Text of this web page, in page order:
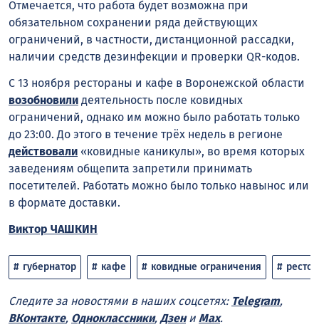
Отмечается, что работа будет возможна при
обязательном сохранении ряда действующих
ограничений, в частности, дистанционной рассадки,
наличии средств дезинфекции и проверки QR-кодов.
С 13 ноября рестораны и кафе в Воронежской области
возобновили деятельность после ковидных
ограничений, однако им можно было работать только
до 23:00. До этого в течение трёх недель в регионе
действовали «ковидные каникулы», во время которых
заведениям общепита запретили принимать
посетителей. Работать можно было только навынос или
в формате доставки.
Виктор ЧАШКИН
губернатор кафе ковидные ограничения
Следите за новостями в наших соцсетях: Telegram,
ВКонтакте, Одноклассники, Дзени Max.